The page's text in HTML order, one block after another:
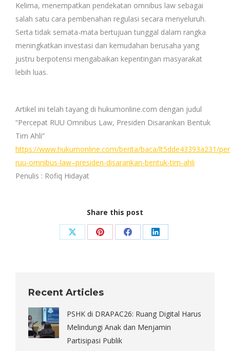
Kelima, menempatkan pendekatan omnibus law sebagai
salah satu cara pembenahan regulasi secara menyeluruh.
Serta tidak semata-mata bertujuan tunggal dalam rangka
meningkatkan investasi dan kemudahan berusaha yang
justru berpotensi mengabaikan kepentingan masyarakat
lebih luas.
Artikel ini telah tayang di hukumonline.com dengan judul
“Percepat RUU Omnibus Law, Presiden Disarankan Bentuk
Tim Ahli”
https://www.hukumonline.com/berita/baca/lt5dde43393a231/
ruu-omnibus-law–presiden-disarankan-bentuk-tim-ahli
Penulis : Rofiq Hidayat
Share this post
Share Share Share Share
Recent Articles
PSHK di DRAPAC26: Ruang Digital Harus
Melindungi Anak dan Menjamin
Partisipasi Publik